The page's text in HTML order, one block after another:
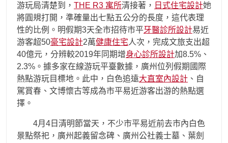
游玩局清楚到， THE R3 寓所清接著， 日式住宅設計她
將圓規打開，準確量出七點五公分的長度，這代表理
性的比例。明假期3天全市招待市平牙醫診所設計易近
游客超50豪宅設計2萬健康住宅人次，完成文旅支出超
40億元，分辨較2019年同期增身心診所設計加8.5%、
2.3%。據多家在線游玩平臺數據，廣州位列假期國際
熱點游玩目標地。此中，白色追遠大直室內設計 、自
駕賞春、文博懷古等成為市平易近游客出游的熱點選
擇。
4月4日清明節當天，不少市平易近前去市內白色
景點祭祀，廣州起義留念碑、廣州公社義士墓、葉劍